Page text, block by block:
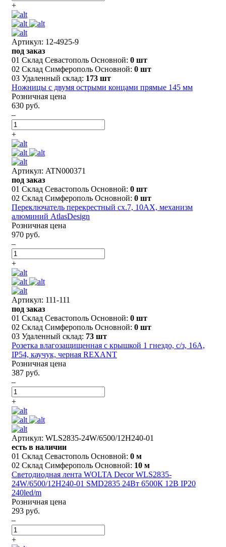
+
Артикул: 12-4925-9
под заказ
01 Склад Севастополь Основной: 0 шт
02 Склад Симферополь Основной: 0 шт
03 Удаленный склад: 173 шт
Ножницы с двумя острыми концами прямые 145 мм
Розничная цена
630 руб.
–
+
Артикул: ATN000371
под заказ
01 Склад Севастополь Основной: 0 шт
02 Склад Симферополь Основной: 0 шт
Переключатель перекрестный сх.7, 10АХ, механизм
алюминий AtlasDesign
Розничная цена
970 руб.
–
+
Артикул: 111-111
под заказ
01 Склад Севастополь Основной: 0 шт
02 Склад Симферополь Основной: 0 шт
03 Удаленный склад: 73 шт
Розетка влагозащищенная с крышкой 1 гнездо, с/з, 16А,
IP54, каучук, черная REXANT
Розничная цена
387 руб.
–
+
Артикул: WLS2835-24W/6500/12H240-01
есть в наличии
01 Склад Севастополь Основной: 0 м
02 Склад Симферополь Основной: 10 м
Светодиодная лента WOLTA Decor WLS2835-
24W/6500/12H240-01 SMD2835 24Вт 6500К 12В IP20
240led/m
Розничная цена
293 руб.
–
+